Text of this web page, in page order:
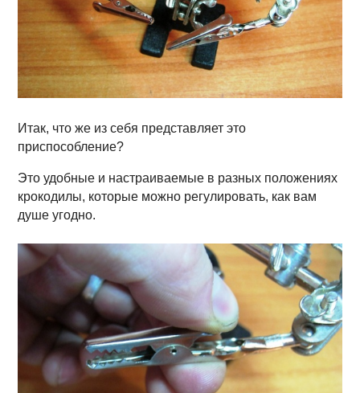
Итак, что же из себя представляет это
приспособление?
Это удобные и настраиваемые в разных положениях
крокодилы, которые можно регулировать, как вам
душе угодно.